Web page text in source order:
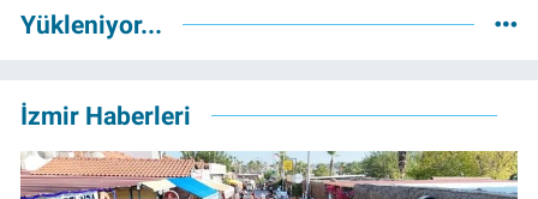
Yükleniyor...
İzmir Haberleri